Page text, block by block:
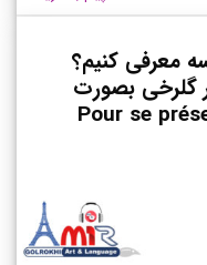
معرفی کنیم؟
گلرخی بصورت